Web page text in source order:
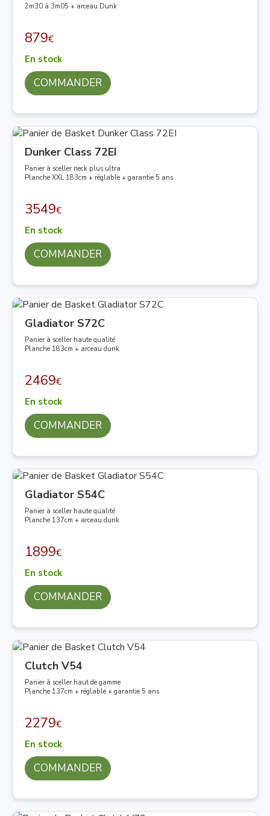
2m30 à 3m05 + arceau Dunk
879€
En stock
COMMANDER
Dunker Class 72EI
Panier à sceller neck plus ultra
Planche XXL 183cm + réglable + garantie 5 ans
3549€
En stock
COMMANDER
Gladiator S72C
Panier à sceller haute qualité
Planche 183cm + arceau dunk
2469€
En stock
COMMANDER
Gladiator S54C
Panier à sceller haute qualité
Planche 137cm + arceau dunk
1899€
En stock
COMMANDER
Clutch V54
Panier à sceller haut de gamme
Planche 137cm + réglable + garantie 5 ans
2279€
En stock
COMMANDER